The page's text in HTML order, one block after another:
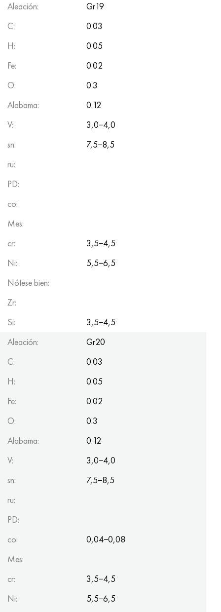
Aleación:
Gr19
C:
0.03
H:
0.05
Fe:
0.02
O:
0.3
Alabama:
0.12
V:
3,0−4,0
sn:
7,5−8,5
ru:
PD:
co:
Mes:
cr:
3,5−4,5
Ni:
5,5−6,5
Nótese bien:
Zr:
Si:
3,5−4,5
Aleación:
Gr20
C:
0.03
H:
0.05
Fe:
0.02
O:
0.3
Alabama:
0.12
V:
3,0−4,0
sn:
7,5−8,5
ru:
PD:
co:
0,04−0,08
Mes:
cr:
3,5−4,5
Ni:
5,5−6,5